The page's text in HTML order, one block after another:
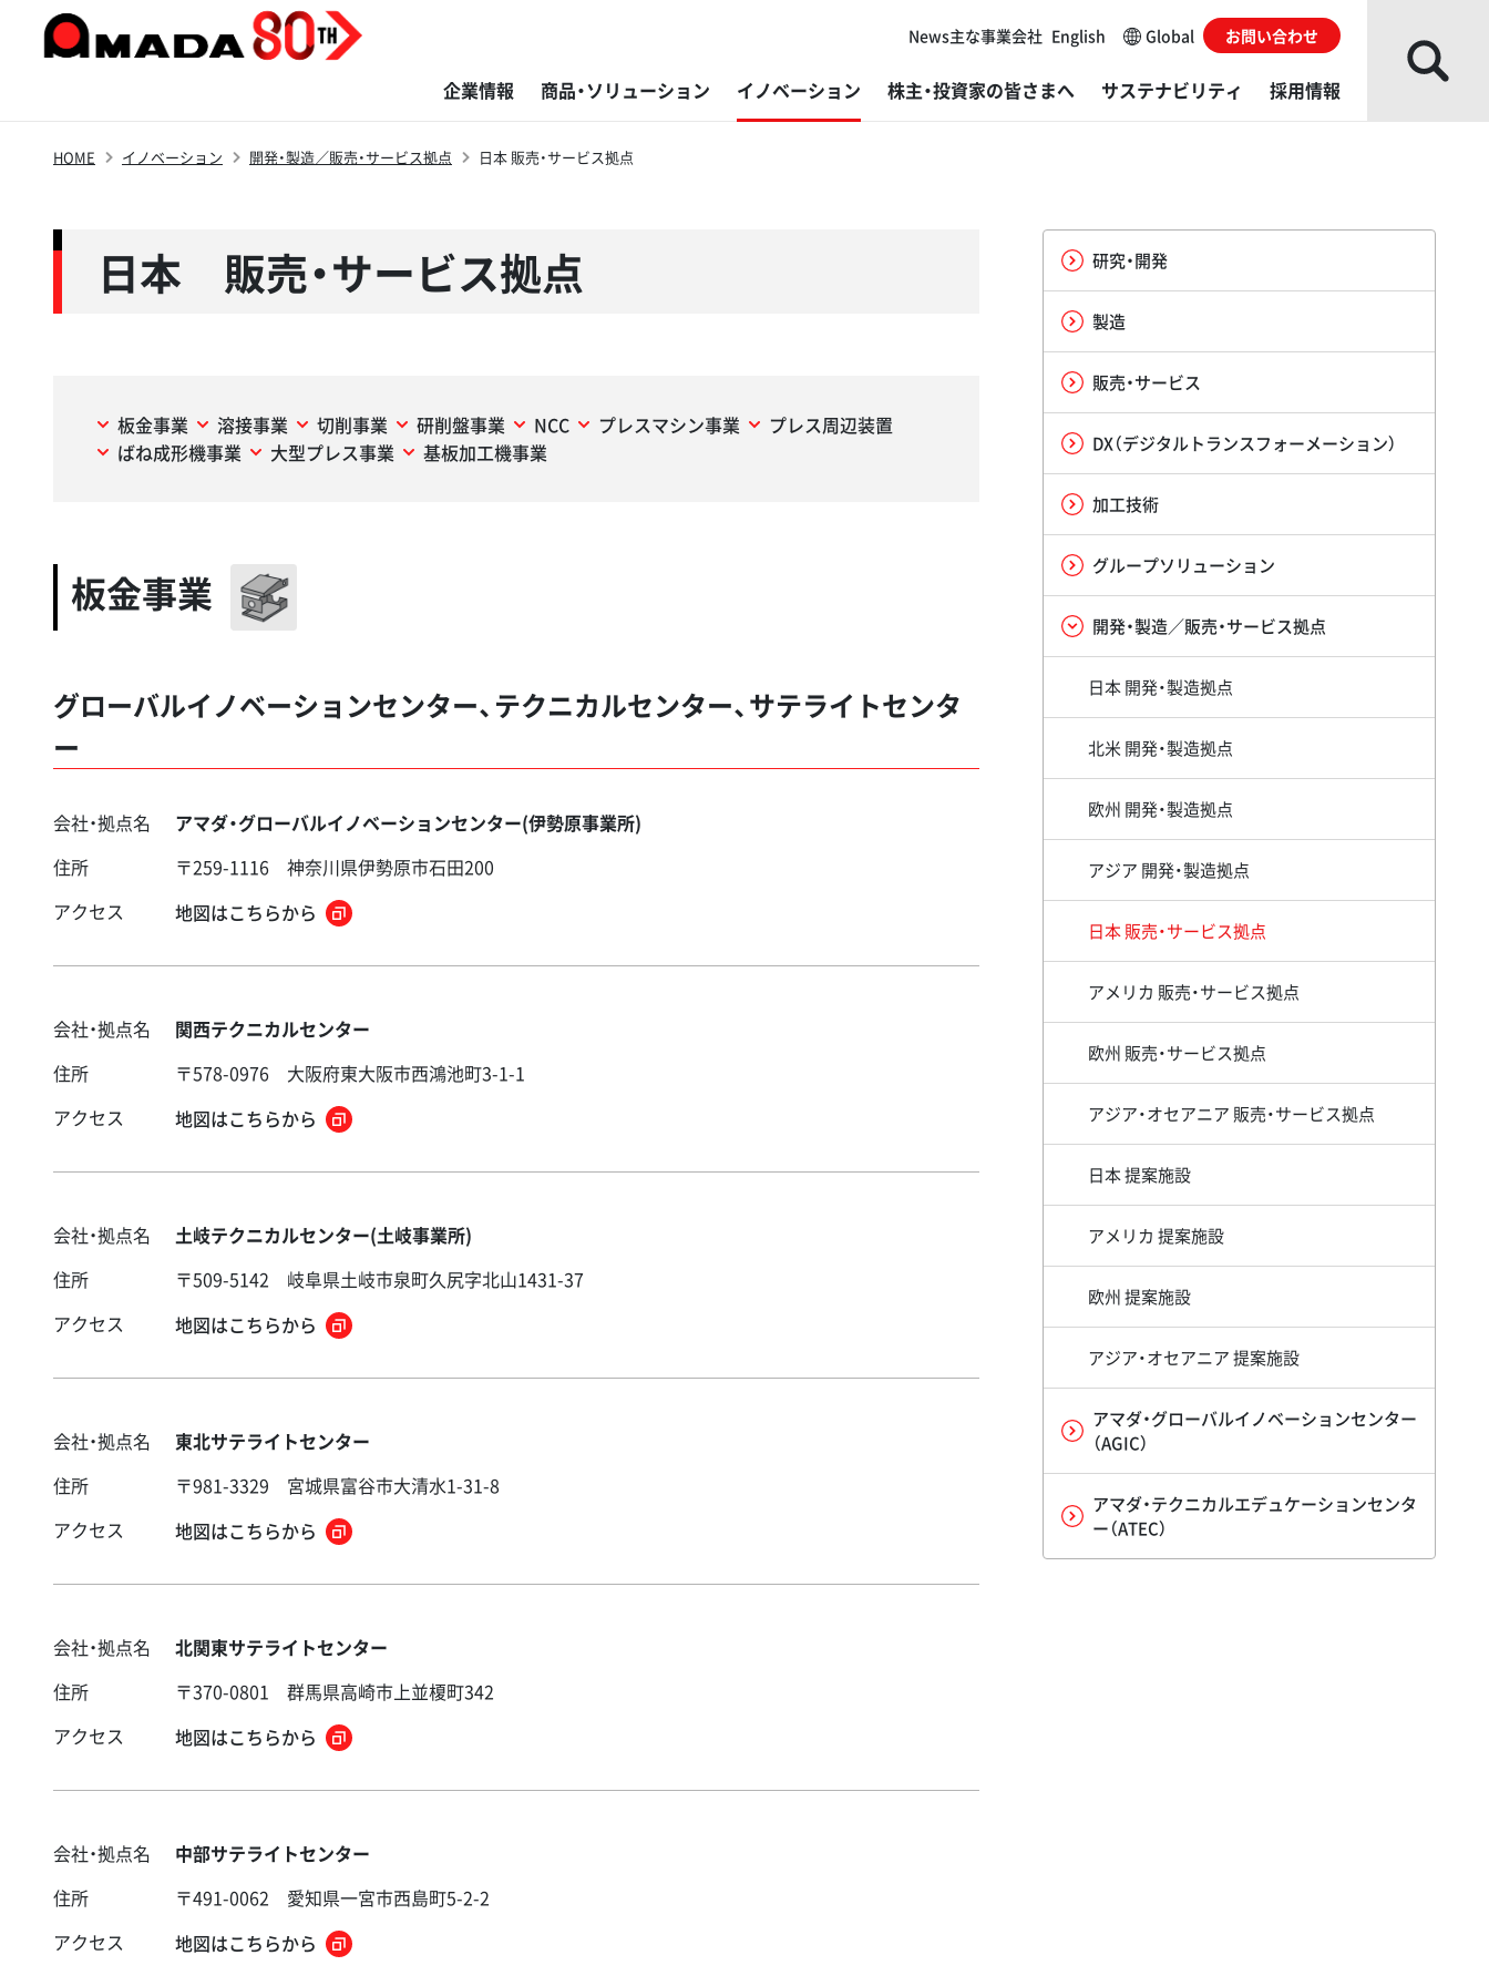
News主な事業会社 English Global お問い合わせ
企業情報
コーポレートフィロソフィー
グローバルネットワーク
会社概要
外部からの評価
ライブラリー
商品・ソリューション
鋸盤
鉄構加工機
目的から探す
材料から探す
微細レーザ加工機（レーザマーカー）
開発・製造／販売・サービス拠点
イノベーション
製造
開発・製造／販売・サービス拠点
販売・サービス
アマダ・グローバルイノベーションセンター（AGIC）
アマダ・テクニカルエデュケーションセンター（ATEC）
株主・投資家の皆さまへ
個人投資家の皆さまへ
IRカレンダー
IRニュース
よくあるご質問
ディスクロージャーポリシー
ご利用にあたっての注意事項
コーポレート・ガバナンス
IRサイトの使い方
サステナビリティ
基本的な考え方と推進体制
マテリアリティと指標・目標
環境レポート
マルチステークホルダー方針​
採用情報
キャリア採用
採用に関するお問い合わせ
HOME イノベーション 開発・製造／販売・サービス拠点 日本 販売・サービス拠点
日本 販売・サービス拠点
板金事業 溶接事業 切削事業 研削盤事業 NCC プレスマシン事業
プレス周辺装置
ばね成形機事業
大型プレス事業 基板加工機事業
板金事業
グローバルイノベーションセンター、テクニカルセンター、サテライトセンタ
ー
会社・拠点名
アマダ・グローバルイノベーションセンター(伊勢原事業所)
住所
〒259-1116 神奈川県伊勢原市石田200
アクセス
地図はこちらから
会社・拠点名
関西テクニカルセンター
住所
〒578-0976 大阪府東大阪市西鴻池町3-1-1
アクセス
地図はこちらから
会社・拠点名
土岐テクニカルセンター(土岐事業所)
住所
〒509-5142 岐阜県土岐市泉町久尻字北山1431-37
アクセス
地図はこちらから
会社・拠点名
東北サテライトセンター
住所
〒981-3329 宮城県富谷市大清水1-31-8
アクセス
地図はこちらから
会社・拠点名
北関東サテライトセンター
住所
〒370-0801 群馬県高崎市上並榎町342
アクセス
地図はこちらから
会社・拠点名
中部サテライトセンター
住所
〒491-0062 愛知県一宮市西島町5-2-2
アクセス
地図はこちらから
研究・開発
製造
販売・サービス
DX（デジタルトランスフォーメーション）
加工技術
グループソリューション
開発・製造／販売・サービス拠点
日本 開発・製造拠点
北米 開発・製造拠点
欧州 開発・製造拠点
アジア 開発・製造拠点
日本 販売・サービス拠点
アメリカ 販売・サービス拠点
欧州 販売・サービス拠点
アジア・オセアニア 販売・サービス拠点
日本 提案施設
アメリカ 提案施設
欧州 提案施設
アジア・オセアニア 提案施設
アマダ・グローバルイノベーションセンター
（AGIC）
アマダ・テクニカルエデュケーションセンタ
ー（ATEC）